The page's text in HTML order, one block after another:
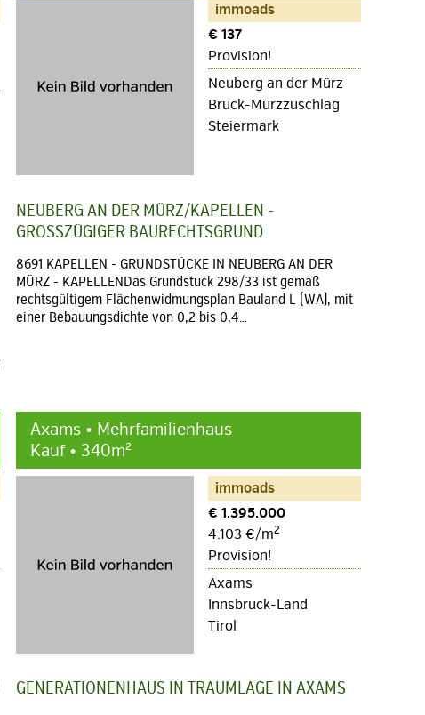
immoads
€ 137
Provision!
Neuberg an der Mürz
Bruck-Mürzzuschlag
Steiermark
NEUBERG AN DER MÜRZ/KAPELLEN -
GROSSZÜGIGER BAURECHTSGRUND
8691 KAPELLEN - GRUNDSTÜCKE IN NEUBERG AN DER
MÜRZ - KAPELLENDas Grundstück 298/33 ist gemäß
rechtsgültigem Flächenwidmungsplan Bauland L (WA), mit
einer Bebauungsdichte von 0,2 bis 0,4…
Axams • Mehrfamilienhaus
Kauf • 340m²
immoads
€ 1.395.000
4.103 €/m2
Provision!
Axams
Innsbruck-Land
Tirol
GENERATIONENHAUS IN TRAUMLAGE IN AXAMS